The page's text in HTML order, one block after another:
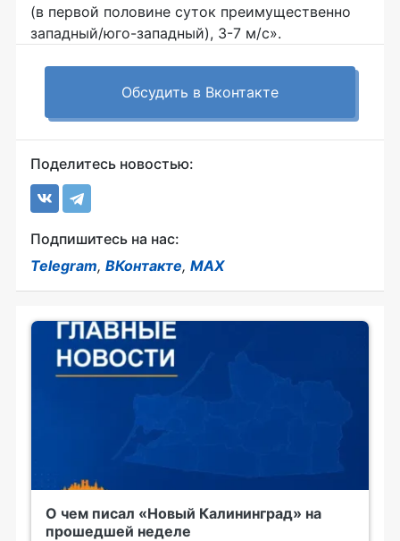
(в первой половине суток преимущественно
западный/юго-западный), 3-7 м/с».
Обсудить в Вконтакте
Поделитесь новостью:
Подпишитесь на нас:
Telegram, ВКонтакте, MAX
О чем писал «Новый Калининград» на
прошедшей неделе